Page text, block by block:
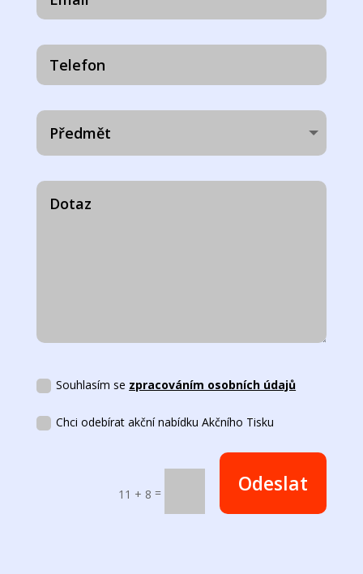
Souhlasím se zpracováním osobních údajů
Chci odebírat akční nabídku Akčního Tisku
11 + 8 = Odeslat